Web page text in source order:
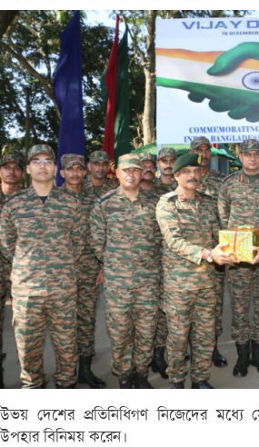
উভয় দেশের প্রতিনিধিগণ নিজেদের মধ্যে
উপহার বিনিময় করেন।